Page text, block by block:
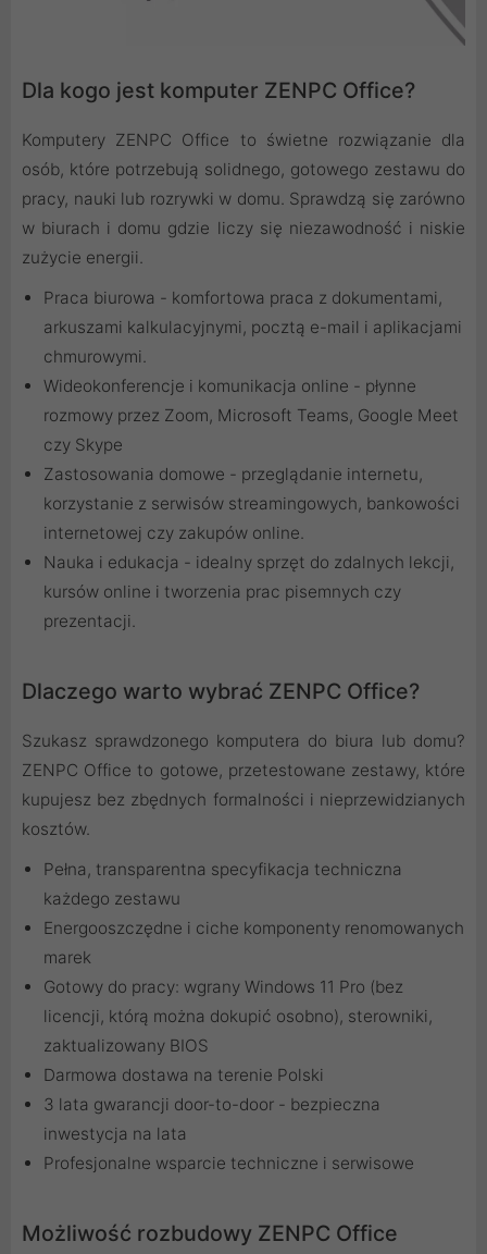
Dla kogo jest komputer ZENPC Office?
Komputery ZENPC Office to świetne rozwiązanie dla
osób, które potrzebują solidnego, gotowego zestawu do
pracy, nauki lub rozrywki w domu. Sprawdzą się zarówno
w biurach i domu gdzie liczy się niezawodność i niskie
zużycie energii.
Praca biurowa - komfortowa praca z dokumentami,
arkuszami kalkulacyjnymi, pocztą e-mail i aplikacjami
chmurowymi.
Wideokonferencje i komunikacja online - płynne
rozmowy przez Zoom, Microsoft Teams, Google Meet
czy Skype
Zastosowania domowe - przeglądanie internetu,
korzystanie z serwisów streamingowych, bankowości
internetowej czy zakupów online.
Nauka i edukacja - idealny sprzęt do zdalnych lekcji,
kursów online i tworzenia prac pisemnych czy
prezentacji.
Dlaczego warto wybrać ZENPC Office?
Szukasz sprawdzonego komputera do biura lub domu?
ZENPC Office to gotowe, przetestowane zestawy, które
kupujesz bez zbędnych formalności i nieprzewidzianych
kosztów.
Pełna, transparentna specyfikacja techniczna
każdego zestawu
Energooszczędne i ciche komponenty renomowanych
marek
Gotowy do pracy: wgrany Windows 11 Pro (bez
licencji, którą można dokupić osobno), sterowniki,
zaktualizowany BIOS
Darmowa dostawa na terenie Polski
3 lata gwarancji door-to-door - bezpieczna
inwestycja na lata
Profesjonalne wsparcie techniczne i serwisowe
Możliwość rozbudowy ZENPC Office